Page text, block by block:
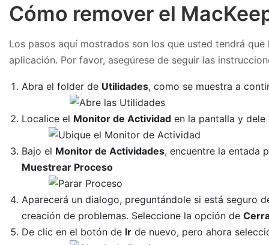
Cómo remover el
Los pasos aquí mostrados son los que usted tendrá
aplicación. Por favor, asegúrese de seguir las
Abra el folder de Utilidades, como se muestra a
Localice el Monitor de Actividad en la pantalla y
Bajo el Monitor de Actividades, encuentre la entada
Muestrear Proceso
Aparecerá un dialogo, preguntándole si está seguro
creación de problemas. Seleccione la opción de
De clic en el botón de Ir de nuevo, pero ahora